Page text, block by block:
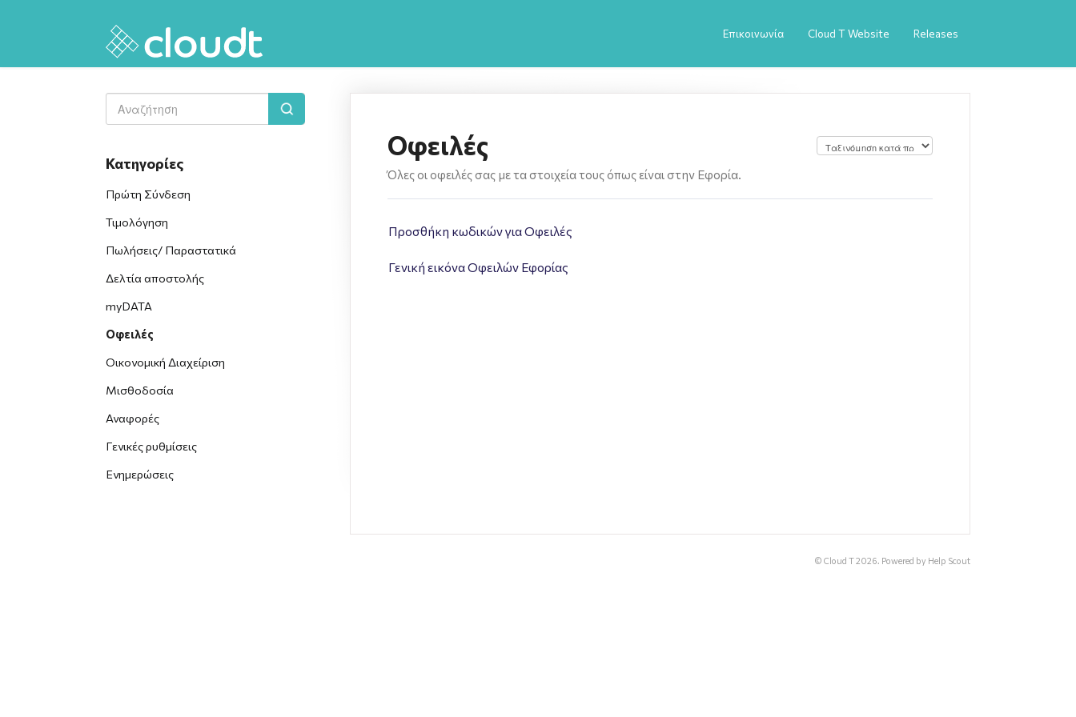
Επικοινωνία Cloud T Website Releases
Οφειλές
Όλες οι οφειλές σας με τα στοιχεία τους όπως είναι στην Εφορία.
Προσθήκη κωδικών για Οφειλές
Γενική εικόνα Οφειλών Εφορίας
Toggle
Search
Κατηγορίες
Πρώτη Σύνδεση
Τιμολόγηση
Πωλήσεις/ Παραστατικά
Δελτία αποστολής
myDATA
Οφειλές
Οικονομική Διαχείριση
Μισθοδοσία
Αναφορές
Γενικές ρυθμίσεις
Ενημερώσεις
© Cloud T 2026. Powered by Help Scout